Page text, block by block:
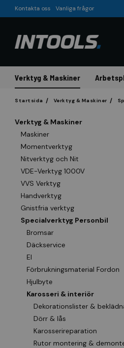
Kontakta oss Vanliga frågor
Verktyg & Maskiner
Startsida Verktyg & Maskiner
Verktyg & Maskiner
Maskiner
Momentverktyg
Nitverktyg och Nit
VDE-Verktyg 1000V
VVS Verktyg
Handverktyg
Gnistfria verktyg
Specialverktyg Personbil
Bromsar
Däckservice
El
Förbrukningsmaterial Fordon
Hjulbyte
Karosseri & interiör
Dekorationslister &
Dörr & lås
Karosserireparation
Rutor montering &